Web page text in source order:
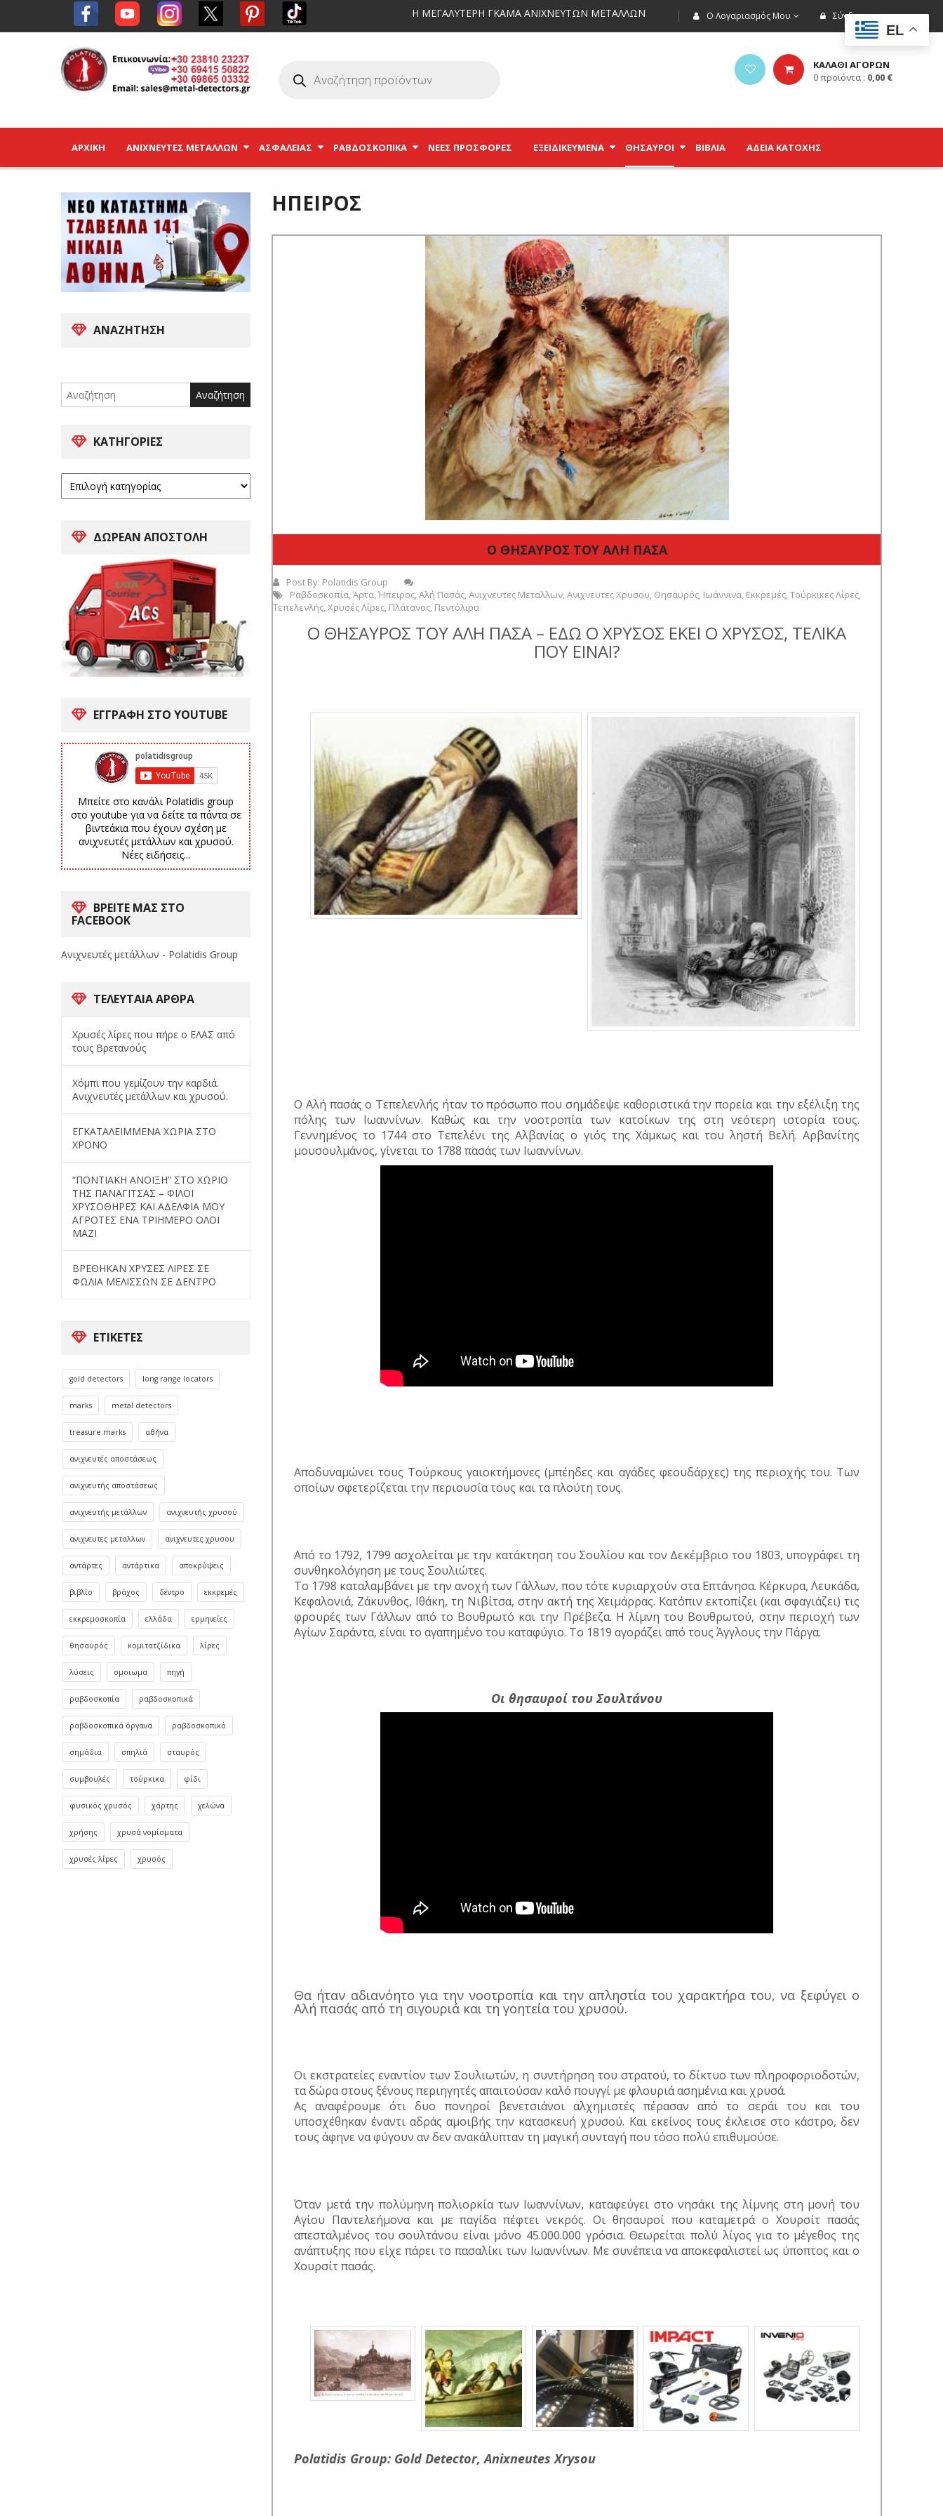
Σύνδεση
Ο Λογαριασμός Μου
Η ΜΕΓΑΛΥΤΕΡΗ ΓΚΑΜΑ ΑΝΙΧΝΕΥΤΩΝ ΜΕΤΑΛΛΩΝ
ΚΑΛΑΘΙ ΑΓΟΡΩΝ
0προϊόντα : 0,00 €
ΑΡΧΙΚΉ ΑΝΙΧΝΕΥΤΈΣ ΜΕΤΆΛΛΩΝ ΑΣΦΑΛΕΊΑΣ ΡΑΒΔΟΣΚΟΠΙΚΆ ΝΕΕΣ ΠΡΟΣΦΟΡΕΣ ΕΞΕΙΔΙΚΕΥΜΈΝΑ ΘΗΣΑΥΡΟΊ ΒΙΒΛΊΑ ΑΔΕΙΑ ΚΑΤΟΧΗΣ
ΑΝΑΖΉΤΗΣΗ
for:
ΚΑΤΗΓΟΡΊΕΣ
ΔΩΡΕΑΝ ΑΠΟΣΤΟΛΗ
ΕΓΓΡΑΦΗ ΣΤΟ YOUTUBE
Μπείτε στο κανάλι Polatidis group
στο youtube για να δείτε τα πάντα σε
βιντεάκια που έχουν σχέση με
ανιχνευτές μετάλλων και χρυσού.
Νέες ειδήσεις...
ΒΡΕΙΤΕ ΜΑΣ ΣΤΟ
FACEBOOK
Ανιχνευτές μετάλλων - Polatidis Group
ΤΕΛΕΥΤΑΊΑ ΆΡΘΡΑ
Χρυσές λίρες που πήρε ο ΕΛΑΣ από
τους Βρετανούς
Χόμπι που γεμίζουν την καρδιά.
Ανιχνευτές μετάλλων και χρυσού.
ΕΓΚΑΤΑΛΕΙΜΜΕΝΑ ΧΩΡΙΑ ΣΤΟ
ΧΡΟΝΟ
“ΠΟΝΤΙΑΚΗ ΑΝΟΙΞΗ” ΣΤΟ ΧΩΡΙΟ
ΤΗΣ ΠΑΝΑΓΙΤΣΑΣ – ΦΙΛΟΙ
ΧΡΥΣΟΘΗΡΕΣ ΚΑΙ ΑΔΕΛΦΙΑ ΜΟΥ
ΑΓΡΟΤΕΣ ΕΝΑ ΤΡΙΗΜΕΡΟ ΟΛΟΙ
ΜΑΖΙ
ΒΡΕΘΗΚΑΝ ΧΡΥΣΕΣ ΛΙΡΕΣ ΣΕ
ΦΩΛΙΑ ΜΕΛΙΣΣΩΝ ΣΕ ΔΕΝΤΡΟ
ΕΤΙΚΈΤΕΣ
gold detectors long range locators
marks metal detectors
treasure marks αθήνα
ανιχνευτές αποστάσεως
ανιχνευτής αποστάσεως
ανιχνευτής μετάλλων ανιχνευτής χρυσού
ανιχνευτες μεταλλων ανιχνευτες χρυσου
αντάρτες αντάρτικα αποκρύψεις
βιβλίο βράχος δέντρο εκκρεμές
εκκρεμοσκοπία ελλάδα ερμηνείες
θησαυρός κομιτατζίδικα λίρες
λύσεις ομοιωμα πηγή
ραβδοσκοπία ραβδοσκοπικά
ραβδοσκοπικά όργανα ραβδοσκοπικό
σημάδια σπηλιά σταυρός
συμβουλές τούρκικα φίδι
φυσικός χρυσός χάρτης χελώνα
χρήσης χρυσά νομίσματα
χρυσές λίρες χρυσός
ΉΠΕΙΡΟΣ
Ο ΘΗΣΑΥΡΟΣ ΤΟΥ ΑΛΗ ΠΑΣΑ
Post By: Polatidis Group
Ραβδοσκοπία,Άρτα,Ήπειρος,Αλή Πασάς,Ανιχνευτες Μεταλλων,Ανιχνευτες Χρυσου, Θησαυρός, Ιωάννινα, Εκκρεμές,Τούρκικες Λίρες,
Τεπελενλής,Χρυσές Λίρες, Πλάτανος, Πεντόλιρα
Ο ΘΗΣΑΥΡΟΣ ΤΟΥ ΑΛΗ ΠΑΣΑ – ΕΔΩ Ο ΧΡΥΣΟΣ ΕΚΕΙ Ο ΧΡΥΣΟΣ, ΤΕΛΙΚΑ
ΠΟΥ ΕΙΝΑΙ?
Ο Αλή πασάς ο Τεπελενλής ήταν το πρόσωπο που σημάδεψε καθοριστικά την πορεία και την εξέλιξη της
πόλης των Ιωαννίνων. Καθώς και την νοοτροπία των κατοίκων της στη νεότερη ιστορία τους.
Γεννημένος το 1744 στο Τεπελένι της Αλβανίας ο γιός της Χάμκως και του ληστή Βελή. Αρβανίτης
μουσουλμάνος, γίνεται το 1788 πασάς των Ιωαννίνων.
Αποδυναμώνει τους Τούρκους γαιοκτήμονες (μπέηδες και αγάδες φεουδάρχες) της περιοχής του. Των
οποίων σφετερίζεται την περιουσία τους και τα πλούτη τους.
Από το 1792, 1799 ασχολείται με την κατάκτηση του Σουλίου και τον Δεκέμβριο του 1803, υπογράφει τη
συνθηκολόγηση με τους Σουλιώτες.
Το 1798 καταλαμβάνει με την ανοχή των Γάλλων, που τότε κυριαρχούν στα Επτάνησα. Κέρκυρα, Λευκάδα,
Κεφαλονιά, Ζάκυνθος, Ιθάκη, τη Νιβίτσα, στην ακτή της Χειμάρρας. Κατόπιν εκτοπίζει (και σφαγιάζει) τις
φρουρές των Γάλλων από το Βουθρωτό και την Πρέβεζα. Η λίμνη του Βουθρωτού, στην περιοχή των
Αγίων Σαράντα, είναι το αγαπημένο του καταφύγιο. Το 1819 αγοράζει από τους Άγγλους την Πάργα.
Οι θησαυροί του Σουλτάνου
Θα ήταν αδιανόητο για την νοοτροπία και την απληστία του χαρακτήρα του, να ξεφύγει ο
Αλή πασάς από τη σιγουριά και τη γοητεία του χρυσού.
Οι εκστρατείες εναντίον των Σουλιωτών, η συντήρηση του στρατού, το δίκτυο των πληροφοριοδοτών,
τα δώρα στους ξένους περιηγητές απαιτούσαν καλό πουγγί με φλουριά ασημένια και χρυσά.
Ας αναφέρουμε ότι δυο πονηροί βενετσιάνοι αλχημιστές πέρασαν από το σεράι του και του
υποσχέθηκαν έναντι αδράς αμοιβής την κατασκευή χρυσού. Και εκείνος τους έκλεισε στο κάστρο, δεν
τους άφηνε να φύγουν αν δεν ανακάλυπταν τη μαγική συνταγή που τόσο πολύ επιθυμούσε.
Όταν μετά την πολύμηνη πολιορκία των Ιωαννίνων, καταφεύγει στο νησάκι της λίμνης στη μονή του
Αγίου Παντελεήμονα και με παγίδα πέφτει νεκρός. Οι θησαυροί που καταμετρά ο Χουρσίτ πασάς
απεσταλμένος του σουλτάνου είναι μόνο 45.000.000 γρόσια. Θεωρείται πολύ λίγος για το μέγεθος της
ανάπτυξης που είχε πάρει το πασαλίκι των Ιωαννίνων. Με συνέπεια να αποκεφαλιστεί ως ύποπτος και ο
Χουρσίτ πασάς.
Polatidis Group: Gold Detector, Anixneutes Xrysou
EL